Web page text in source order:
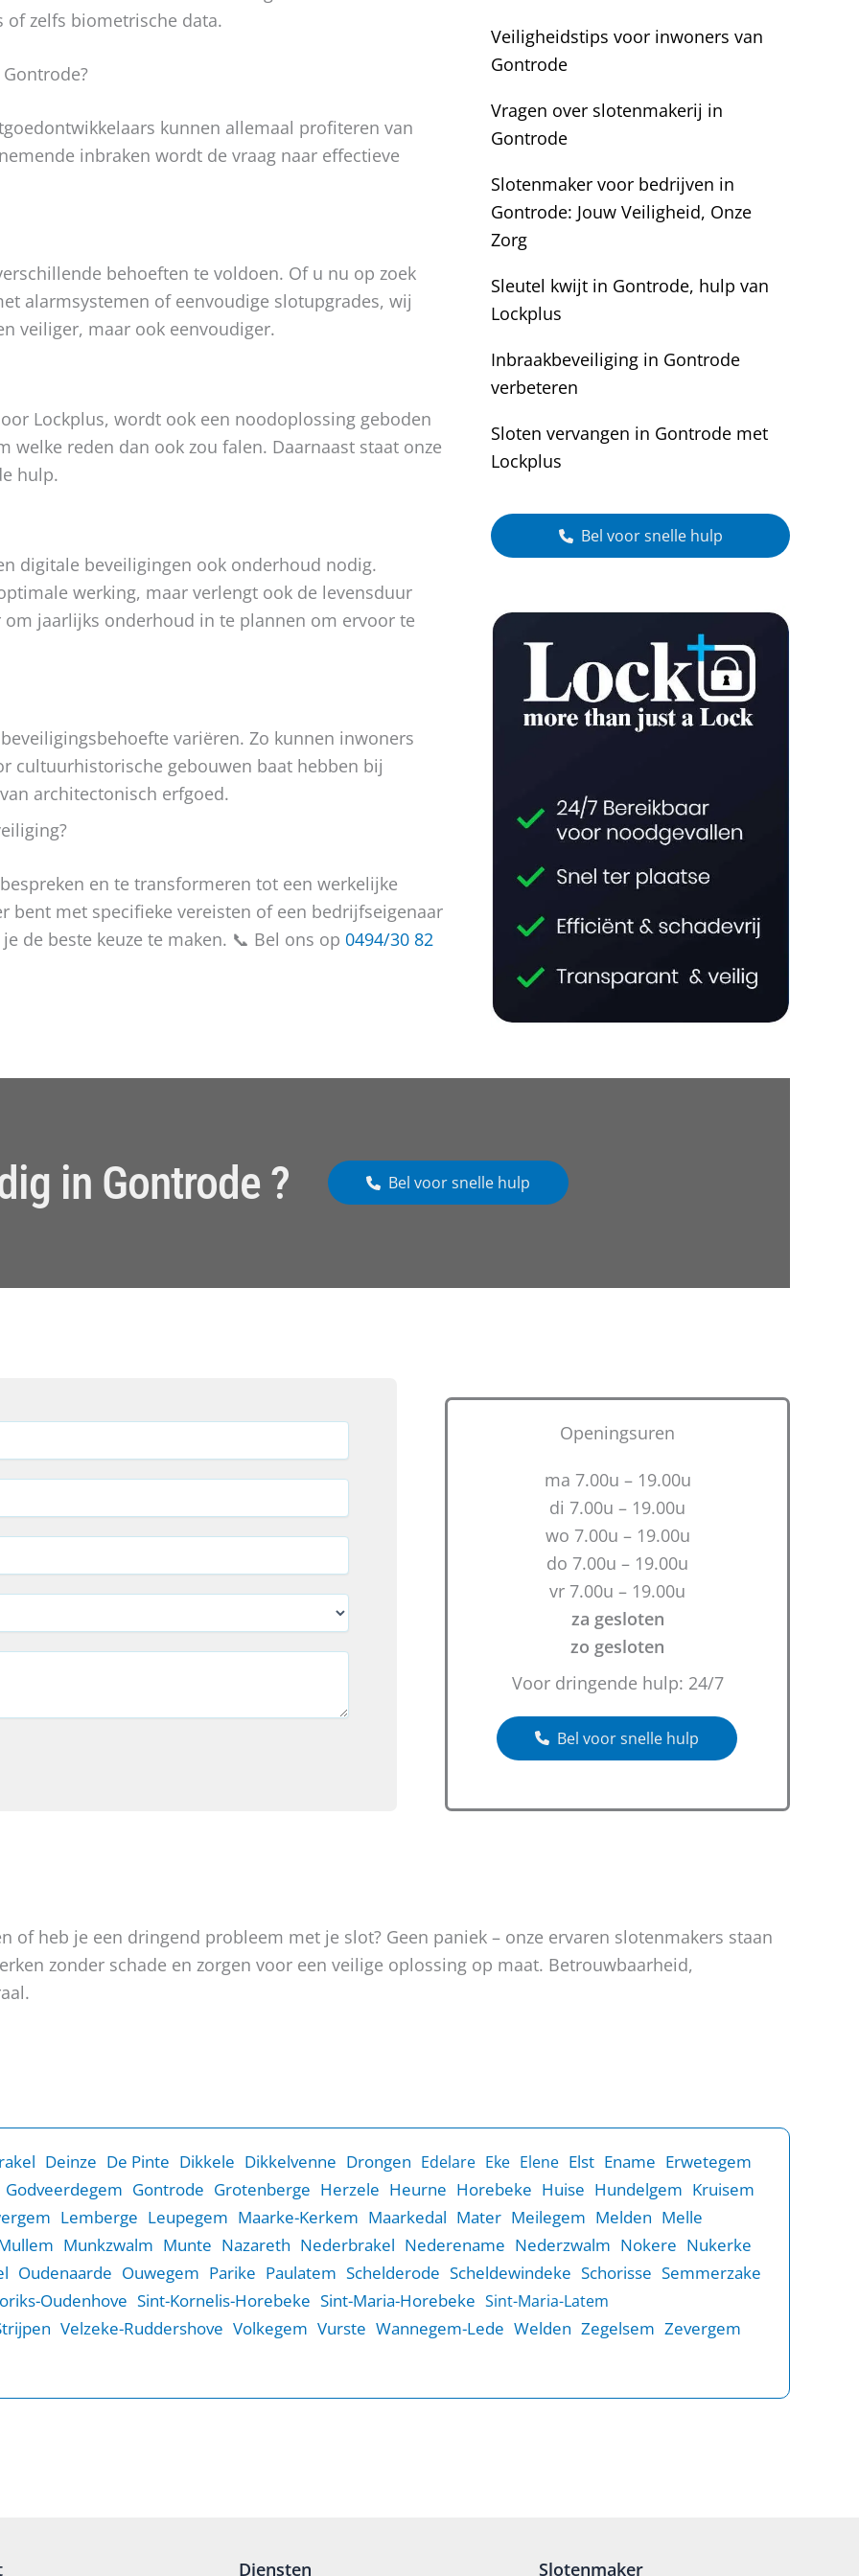
of zelfs biometrische data.
kunnen allemaal profiteren van
inbraken wordt de vraag naar effectieve
behoeften te voldoen. Of u nu op zoek
alarmsystemen of eenvoudige slotupgrades, wij
veiliger, maar ook eenvoudiger.
Lockplus, wordt ook een noodoplossing geboden
reden dan ook zou falen. Daarnaast staat onze
hulp.
digitale beveiligingen ook onderhoud nodig.
werking, maar verlengt ook de levensduur
jaarlijks onderhoud in te plannen om ervoor te
variëren. Zo kunnen inwoners
cultuurhistorische gebouwen baat hebben bij
architectonisch erfgoed.
en te transformeren tot een werkelijke
bent met specifieke vereisten of een bedrijfseigenaar
de beste keuze te maken. 📞 Bel ons op 0494/30 82
Veiligheidstips voor inwoners van
Gontrode
Vragen over slotenmakerij in
Gontrode
Slotenmaker voor bedrijven in
Gontrode: Jouw Veiligheid, Onze
Zorg
Sleutel kwijt in Gontrode, hulp van
Lockplus
Inbraakbeveiliging in Gontrode
verbeteren
Sloten vervangen in Gontrode met
Lockplus
Bel voor snelle hulp
in Gontrode ? Bel voor snelle hulp
Openingsuren
ma 7.00u – 19.00u
di 7.00u – 19.00u
wo 7.00u – 19.00u
do 7.00u – 19.00u
vr 7.00u – 19.00u
za gesloten
zo gesloten
Voor dringende hulp: 24/7
Bel voor snelle hulp
of heb je een dringend probleem met je slot? Geen paniek – onze ervaren slotenmakers staan
zonder schade en zorgen voor een veilige oplossing op maat. Betrouwbaarheid,
Deinze De Pinte Dikkele Dikkelvenne Drongen Edelare Eke Elene Elst Ename Erwetegem
Godveerdegem Gontrode Grotenberge Herzele Heurne Horebeke Huise Hundelgem Kruisem
Lemberge Leupegem Maarke-Kerkem Maarkedal Mater Meilegem Melden Melle
Munkzwalm Munte Nazareth Nederbrakel Nederename Nederzwalm Nokere Nukerke
Oudenaarde Ouwegem Parike Paulatem Schelderode Scheldewindeke Schorisse Semmerzake
Oudenhove Sint-Kornelis-Horebeke Sint-Maria-Horebeke Sint-Maria-Latem
Velzeke-Ruddershove Volkegem Vurste Wannegem-Lede Welden Zegelsem Zevergem
Diensten Slotenmaker